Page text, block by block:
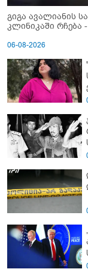
გიგა ავალიანის
კლინიკაში რჩება
06-08-2026